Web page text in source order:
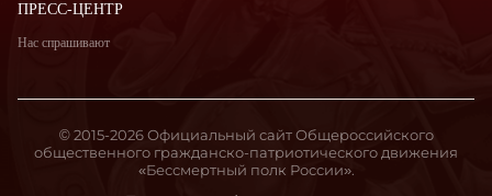
ПРЕСС-ЦЕНТР
Нас спрашивают
© 2015-2026 Официальный сайт Общероссийского
общественного гражданско-патриотического движения
«Бессмертный полк России».